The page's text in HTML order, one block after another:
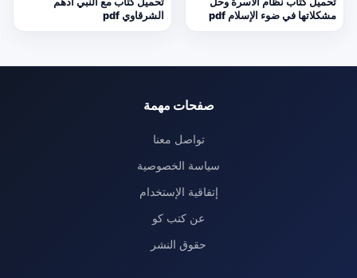
مشكلاتها في ضوء الإسلام pdf
الشرقاوي pdf
صفحات مهمة
تواصل معنا
سياسة الخصوصية
إتفاقية الإستخدام
عن كتب كو
حقوق النشر